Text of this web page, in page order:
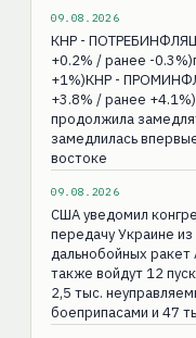
09.08.2026
КНР -
+0.2% / ранее -
+1%)КНР -
+3.8% / ранее
продолжила
замедлилась
востоке
09.08.2026
США уведомил
передачу Украине
дальнобойных ракет
также войдут 12
2,5 тыс.
боеприпасами и 47